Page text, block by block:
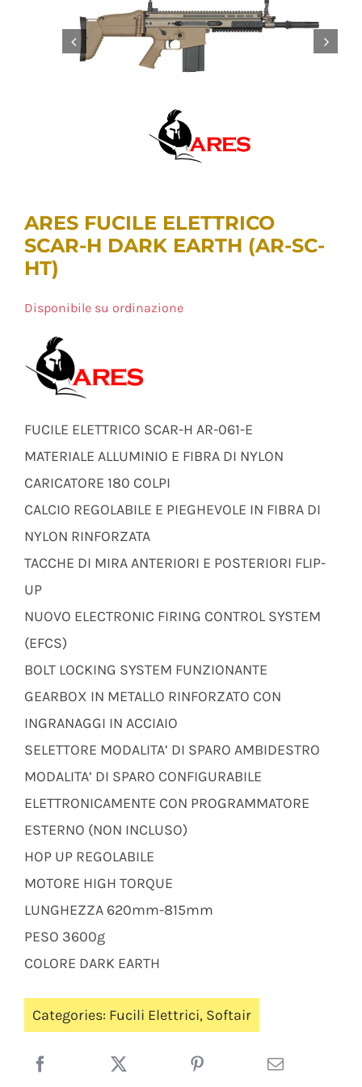
ARES FUCILE ELETTRICO
SCAR-H DARK EARTH (AR-SC-
HT)
Disponibile su ordinazione
FUCILE ELETTRICO SCAR-H AR-061-E
MATERIALE ALLUMINIO E FIBRA DI NYLON
CARICATORE 180 COLPI
CALCIO REGOLABILE E PIEGHEVOLE IN FIBRA DI
NYLON RINFORZATA
TACCHE DI MIRA ANTERIORI E POSTERIORI FLIP-
UP
NUOVO ELECTRONIC FIRING CONTROL SYSTEM
(EFCS)
BOLT LOCKING SYSTEM FUNZIONANTE
GEARBOX IN METALLO RINFORZATO CON
INGRANAGGI IN ACCIAIO
SELETTORE MODALITA’ DI SPARO AMBIDESTRO
MODALITA’ DI SPARO CONFIGURABILE
ELETTRONICAMENTE CON PROGRAMMATORE
ESTERNO (NON INCLUSO)
HOP UP REGOLABILE
MOTORE HIGH TORQUE
LUNGHEZZA 620mm-815mm
PESO 3600g
COLORE DARK EARTH
Categories: Fucili Elettrici, Softair